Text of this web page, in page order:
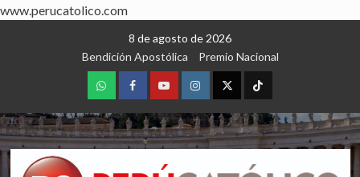
www.perucatolico.com
8 de agosto de 2026
Bendición Apostólica
Premio Nacional
WhatsAppFacebookYoutubeInstagram
X TikTok